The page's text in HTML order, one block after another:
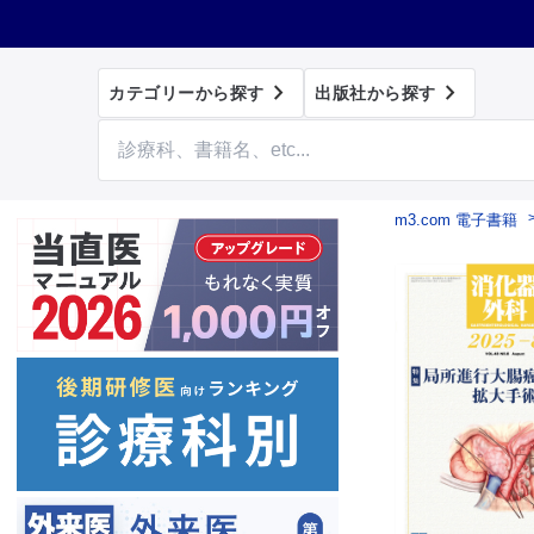
カテゴリーから探す  出版社から探す 
m3.com 電子書籍